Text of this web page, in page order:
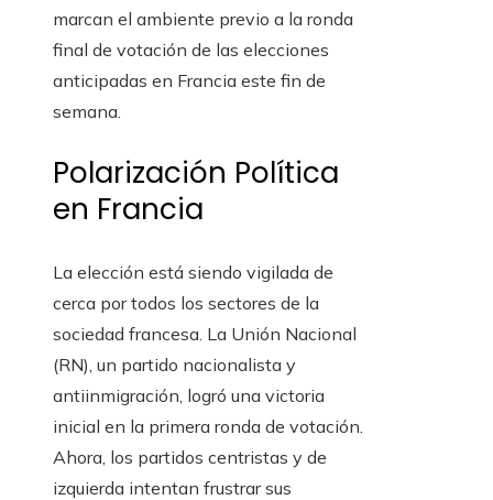
marcan el ambiente previo a la ronda
final de votación de las elecciones
anticipadas en Francia este fin de
semana.
Polarización Política
en Francia
La elección está siendo vigilada de
cerca por todos los sectores de la
sociedad francesa. La Unión Nacional
(RN), un partido nacionalista y
antiinmigración, logró una victoria
inicial en la primera ronda de votación.
Ahora, los partidos centristas y de
izquierda intentan frustrar sus